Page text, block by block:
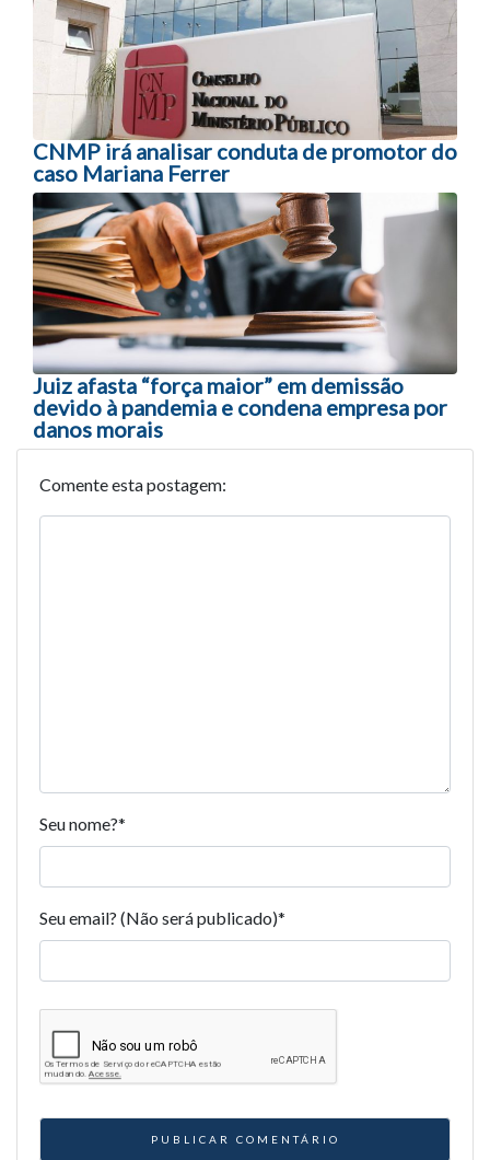
CNMP irá analisar conduta de promotor do
caso Mariana Ferrer
Juiz afasta “força maior” em demissão
devido à pandemia e condena empresa por
danos morais
Comente esta postagem:
Seu nome?*
Seu email? (Não será publicado)*